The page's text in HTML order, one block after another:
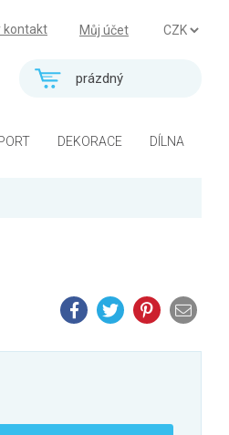
Můj účet
kontakt
prázdný
DEKORACE DÍLNA